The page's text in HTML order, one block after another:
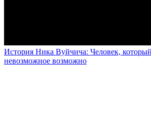
История Ника Вуйчича: Человек,
невозможное возможно